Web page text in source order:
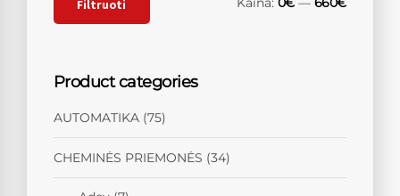
Filtruoti
Product categories
AUTOMATIKA (75)
CHEMINĖS PRIEMONĖS (34)